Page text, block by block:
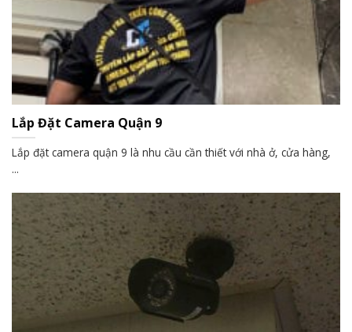
Lắp Đặt Camera Quận 9
Lắp đặt camera quận 9 là nhu cầu cần thiết với nhà ở, cửa hàng,
...